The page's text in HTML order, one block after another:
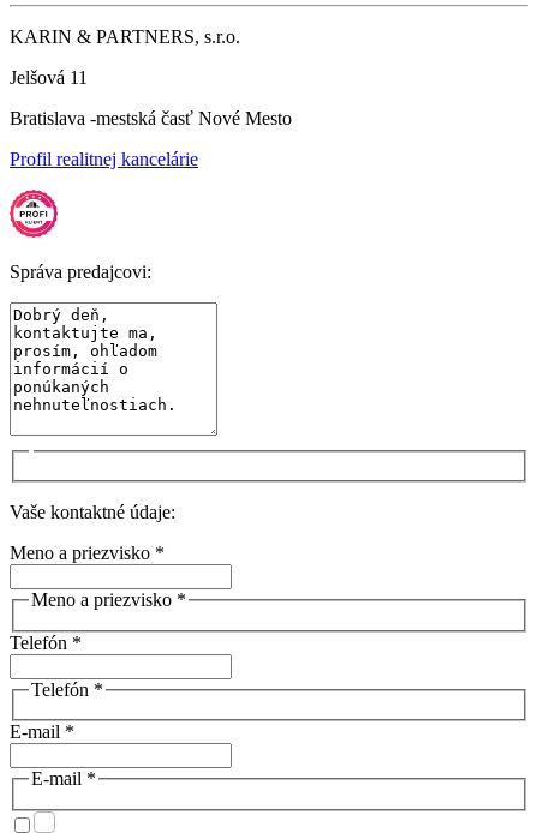
KARIN & PARTNERS, s.r.o.
Jelšová 11
Bratislava -mestská časť Nové Mesto
Profil realitnej kancelárie
Správa predajcovi:
Vaše kontaktné údaje:
Meno a priezvisko *
Meno a priezvisko *
Telefón *
Telefón *
E-mail *
E-mail *